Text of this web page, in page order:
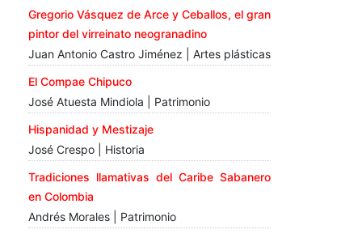
Gregorio Vásquez de Arce y Ceballos, el gran
pintor del virreinato neogranadino
Juan Antonio Castro Jiménez | Artes plásticas
El Compae Chipuco
José Atuesta Mindiola | Patrimonio
Hispanidad y Mestizaje
José Crespo | Historia
Tradiciones llamativas del Caribe Sabanero
en Colombia
Andrés Morales | Patrimonio